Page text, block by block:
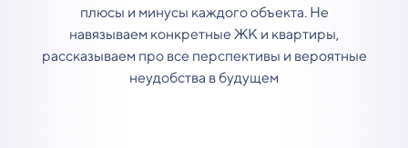
плюсы и минусы каждого объекта. Не
навязываем конкретные ЖК и квартиры,
рассказываем про все перспективы и вероятные
неудобства в будущем